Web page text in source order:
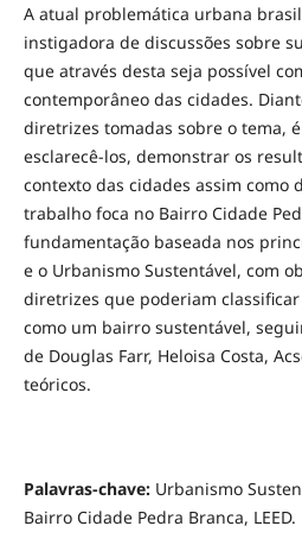
A atual problemática urbana
instigadora de discussões sobre
que através desta seja possível
contemporâneo das cidades.
diretrizes tomadas sobre o tema,
esclarecê-los, demonstrar os
contexto das cidades assim como
trabalho foca no Bairro Cidade
fundamentação baseada nos
e o Urbanismo Sustentável, com
diretrizes que poderiam
como um bairro sustentável,
de Douglas Farr, Heloisa Costa,
teóricos.
Palavras-chave: Urbanismo
Bairro Cidade Pedra Branca, LEED.